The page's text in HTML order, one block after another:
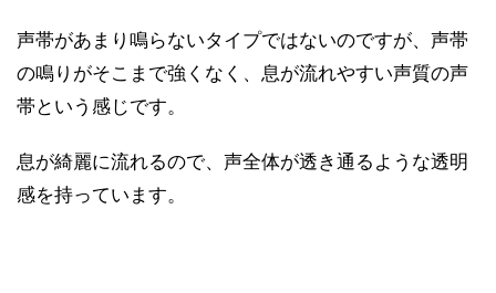
声帯があまり鳴らないタイプではないのですが、声帯
の鳴りがそこまで強くなく、息が流れやすい声質の声
帯という感じです。
息が綺麗に流れるので、声全体が透き通るような透明
感を持っています。